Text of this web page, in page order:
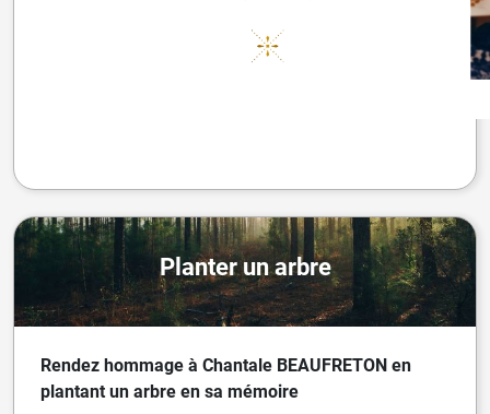
Planter un arbre
Rendez hommage à Chantale BEAUFRETON en
plantant un arbre en sa mémoire